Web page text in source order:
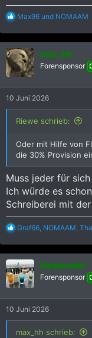
R
a
k
t
i
o
n
:
Max96 und NOMAAM
max_hh
Forensponsor
10 Juni 2026
Riewe schrieb:
Oder mit Hilfe von
die 30% Provision
Muss jeder für
Ich würde es
Schreiberei mit
R
a
k
t
i
o
n
:
Graf66, NOMAAM,
Helploader
Forensponsor
10 Juni 2026
max_hh schrieb: